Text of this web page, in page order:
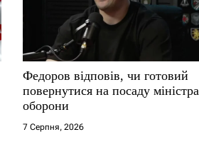
Федоров відповів, чи готовий
повернутися на посаду міністра
оборони
7 Серпня, 2026